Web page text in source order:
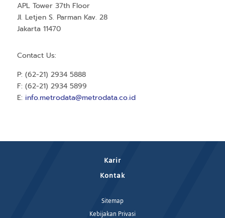
APL Tower 37th Floor
Jl. Letjen S. Parman Kav. 28
Jakarta 11470
Contact Us:
P: (62-21) 2934 5888
F: (62-21) 2934 5899
E: info.metrodata@metrodata.co.id
Karir
Kontak
Sitemap
Kebijakan Privasi